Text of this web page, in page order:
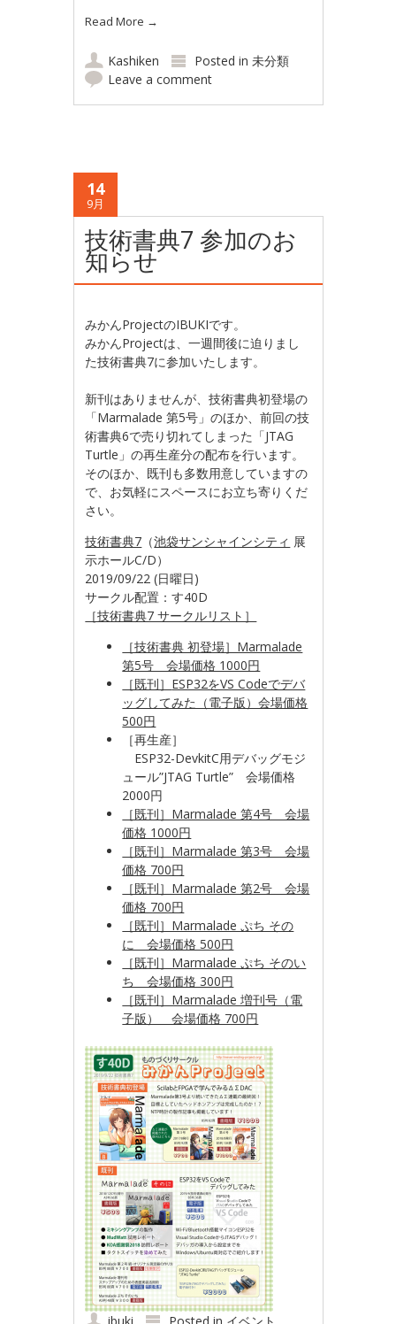
Read More →
Kashiken Posted in未分類
Leave a comment
14
9月
技術書典7 参加のお
知らせ
みかんProjectのIBUKIです。
みかんProjectは、一週間後に迫りまし
た技術書典7に参加いたします。
新刊はありませんが、技術書典初登場の
「Marmalade 第5号」のほか、前回の技
術書典6で売り切れてしまった「JTAG
Turtle」の再生産分の配布を行います。
そのほか、既刊も多数用意していますの
で、お気軽にスペースにお立ち寄りくだ
さい。
技術書典7 （池袋サンシャインシティ 展
示ホールC/D）
2019/09/22 (日曜日)
サークル配置：す40D
［技術書典7 サークルリスト］
［技術書典 初登場］Marmalade
第5号 会場価格 1000円
［既刊］ ESP32をVS Codeでデバ
ッグしてみた（電子版）会場価格
500円
［再生産］
ESP32-DevkitC用デバッグモジ
ュール”JTAG Turtle” 会場価格
2000円
［既刊］Marmalade 第4号 会場
価格 1000円
［既刊］Marmalade 第3号 会場
価格 700円
［既刊］Marmalade 第2号 会場
価格 700円
［既刊］Marmalade ぷち その
に 会場価格 500円
［既刊］Marmalade ぷち そのい
ち 会場価格 300円
［既刊］Marmalade 増刊号（電
子版） 会場価格 700円